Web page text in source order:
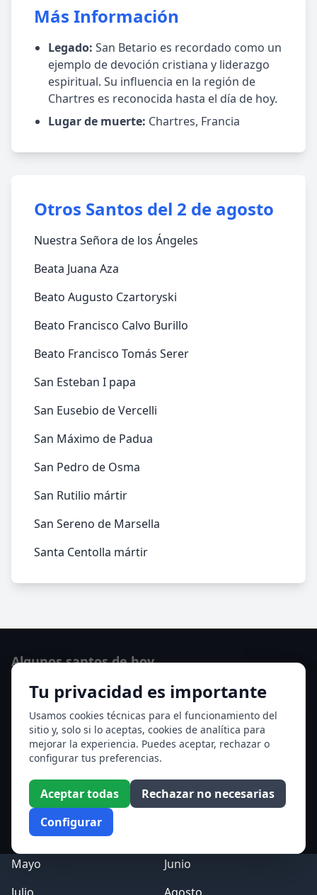
Más Información
Legado: San Betario es recordado como un
ejemplo de devoción cristiana y liderazgo
espiritual. Su influencia en la región de
Chartres es reconocida hasta el día de hoy.
Lugar de muerte: Chartres, Francia
Otros Santos del 2 de agosto
Nuestra Señora de los Ángeles
Beata Juana Aza
Beato Augusto Czartoryski
Beato Francisco Calvo Burillo
Beato Francisco Tomás Serer
San Esteban I papa
San Eusebio de Vercelli
San Máximo de Padua
San Pedro de Osma
San Rutilio mártir
San Sereno de Marsella
Santa Centolla mártir
Tu privacidad es importante
Usamos cookies técnicas para el funcionamiento del
sitio y, solo si lo aceptas, cookies de analítica para
mejorar la experiencia. Puedes aceptar, rechazar o
configurar tus preferencias.
Aceptar todas
Rechazar no necesarias
Configurar
Algunos santos de hoy
San Osvaldo de Maserfield
Santa Edith Stein (Sor Teresa Benedicta de la Cruz)
Ver todos los santos de hoy
Acceso a los Meses
Enero
Febrero
Marzo
Mayo
Junio